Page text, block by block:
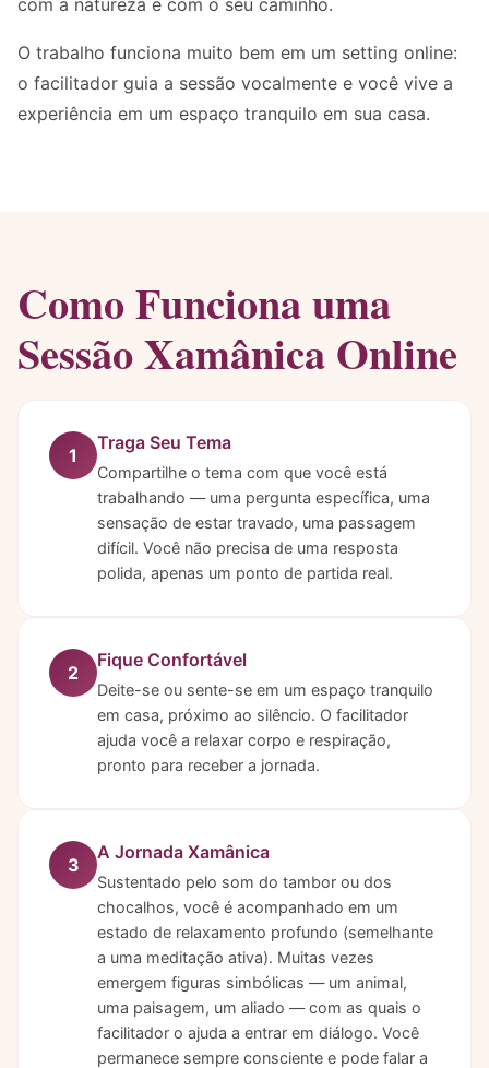
com a natureza e com o seu caminho.
O trabalho funciona muito bem em um setting online:
o facilitador guia a sessão vocalmente e você vive a
experiência em um espaço tranquilo em sua casa.
Como Funciona uma
Sessão Xamânica Online
1
Traga Seu Tema
Compartilhe o tema com que você está
trabalhando — uma pergunta específica, uma
sensação de estar travado, uma passagem
difícil. Você não precisa de uma resposta
polida, apenas um ponto de partida real.
2
Fique Confortável
Deite-se ou sente-se em um espaço tranquilo
em casa, próximo ao silêncio. O facilitador
ajuda você a relaxar corpo e respiração,
pronto para receber a jornada.
3
A Jornada Xamânica
Sustentado pelo som do tambor ou dos
chocalhos, você é acompanhado em um
estado de relaxamento profundo (semelhante
a uma meditação ativa). Muitas vezes
emergem figuras simbólicas — um animal,
uma paisagem, um aliado — com as quais o
facilitador o ajuda a entrar em diálogo. Você
permanece sempre consciente e pode falar a